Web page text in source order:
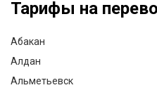
Тарифы на
Абакан
Алдан
Альметьевск